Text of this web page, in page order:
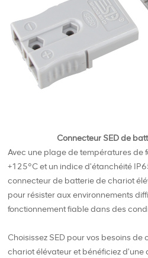
Connecteur SED de
Avec une plage de températures de
+125°C et un indice d'étanchéité
connecteur de batterie de chariot
pour résister aux environnements
fonctionnement fiable dans des
Choisissez SED pour vos besoins
chariot élévateur et bénéficiez